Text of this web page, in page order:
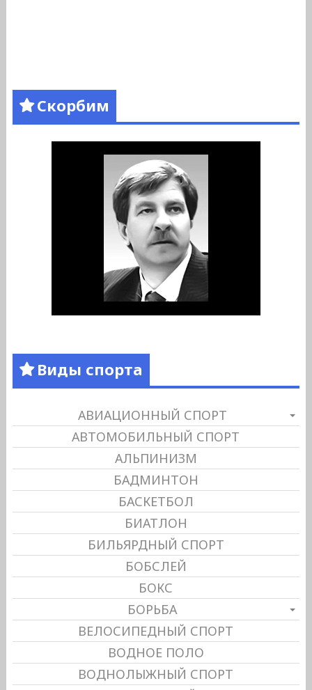
Скорбим
Виды спорта
АВИАЦИОННЫЙ СПОРТ
АВТОМОБИЛЬНЫЙ СПОРТ
АЛЬПИНИЗМ
БАДМИНТОН
БАСКЕТБОЛ
БИАТЛОН
БИЛЬЯРДНЫЙ СПОРТ
БОБСЛЕЙ
БОКС
БОРЬБА
ВЕЛОСИПЕДНЫЙ СПОРТ
ВОДНОЕ ПОЛО
ВОДНОЛЫЖНЫЙ СПОРТ